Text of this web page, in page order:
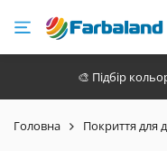
🎨 Підбір
Головна Покриття для